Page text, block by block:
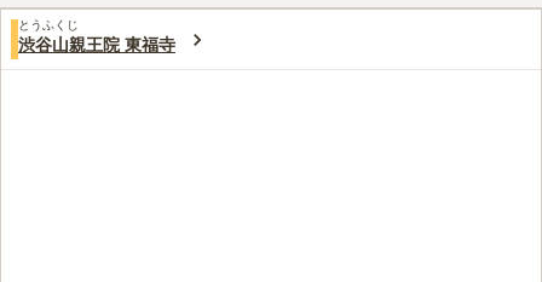
口コミ評価
みんなの評価
とうふくじ
渋谷山親王院 東福寺